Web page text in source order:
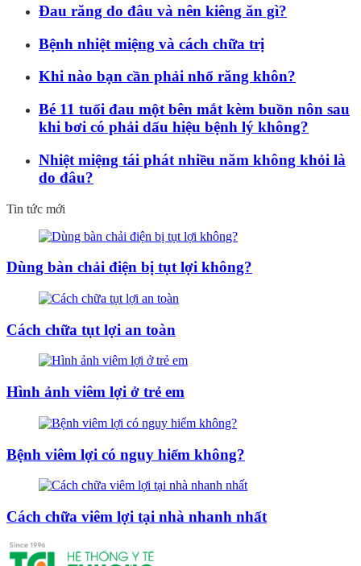
Đau răng do đâu và nên kiêng ăn gì?
Bệnh nhiệt miệng và cách chữa trị
Khi nào bạn cần phải nhổ răng khôn?
Bé 11 tuổi đau một bên mắt kèm buồn nôn sau
khi bơi có phải dấu hiệu bệnh lý không?
Nhiệt miệng tái phát nhiều năm không khỏi là
do đâu?
Tin tức mới
Dùng bàn chải điện bị tụt lợi không?
Cách chữa tụt lợi an toàn
Hình ảnh viêm lợi ở trẻ em
Bệnh viêm lợi có nguy hiểm không?
Cách chữa viêm lợi tại nhà nhanh nhất